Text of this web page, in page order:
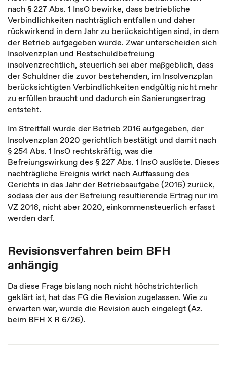
nach § 227 Abs. 1 InsO bewirke, dass betriebliche
Verbindlichkeiten nachträglich entfallen und daher
rückwirkend in dem Jahr zu berücksichtigen sind, in dem
der Betrieb aufgegeben wurde. Zwar unterscheiden sich
Insolvenzplan und Restschuldbefreiung
insolvenzrechtlich, steuerlich sei aber maßgeblich, dass
der Schuldner die zuvor bestehenden, im Insolvenzplan
berücksichtigten Verbindlichkeiten endgültig nicht mehr
zu erfüllen braucht und dadurch ein Sanierungsertrag
entsteht.
Im Streitfall wurde der Betrieb 2016 aufgegeben, der
Insolvenzplan 2020 gerichtlich bestätigt und damit nach
§ 254 Abs. 1 InsO rechtskräftig, was die
Befreiungswirkung des § 227 Abs. 1 InsO auslöste. Dieses
nachträgliche Ereignis wirkt nach Auffassung des
Gerichts in das Jahr der Betriebsaufgabe (2016) zurück,
sodass der aus der Befreiung resultierende Ertrag nur im
VZ 2016, nicht aber 2020, einkommensteuerlich erfasst
werden darf.
Revisionsverfahren beim BFH
anhängig
Da diese Frage bislang noch nicht höchstrichterlich
geklärt ist, hat das FG die Revision zugelassen. Wie zu
erwarten war, wurde die Revision auch eingelegt (Az.
beim BFH X R 6/26).